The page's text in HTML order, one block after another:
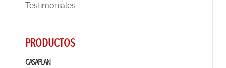
Testimoniales
PRODUCTOS
CASAPLAN